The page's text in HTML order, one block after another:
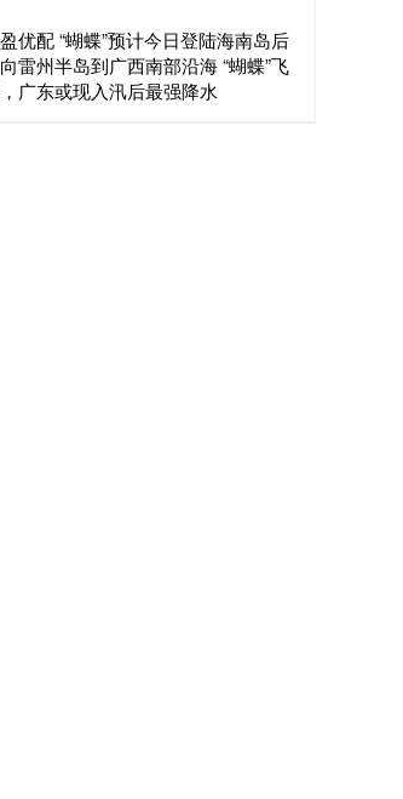
优配 “蝴蝶”预计今日登陆海南岛后
雷州半岛到广西南部沿海 “蝴蝶”飞
广东或现入汛后最强降水